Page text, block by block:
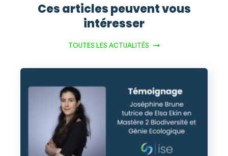
Ces articles peuvent vous
intéresser
TOUTES LES ACTUALITÉS